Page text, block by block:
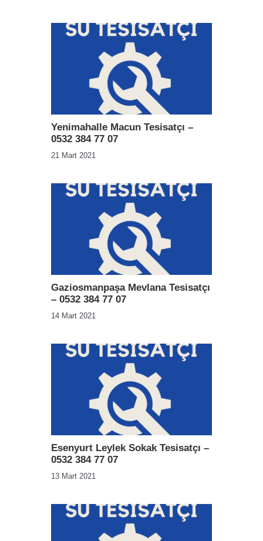
Yenimahalle Macun Tesisatçı –
0532 384 77 07
21 Mart 2021
Gaziosmanpaşa Mevlana Tesisatçı
– 0532 384 77 07
14 Mart 2021
Esenyurt Leylek Sokak Tesisatçı –
0532 384 77 07
13 Mart 2021